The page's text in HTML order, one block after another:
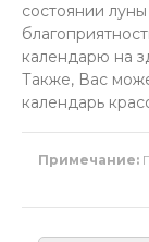
состоянии
календарю на
Также, Вас
календарь
Примечание: